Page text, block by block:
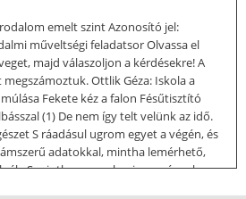
emelt szint Azonosító jel:
műveltségi feladatsor Olvassa el
majd válaszoljon a kérdésekre! A
Ottlik Géza: Iskola a
Fekete kéz a falon Fésűtisztító
(1) De nem így telt velünk az idő.
S ráadásul ugrom egyet a végén, és
adatokkal, mintha lemérhető,
S mintha ez a valami események